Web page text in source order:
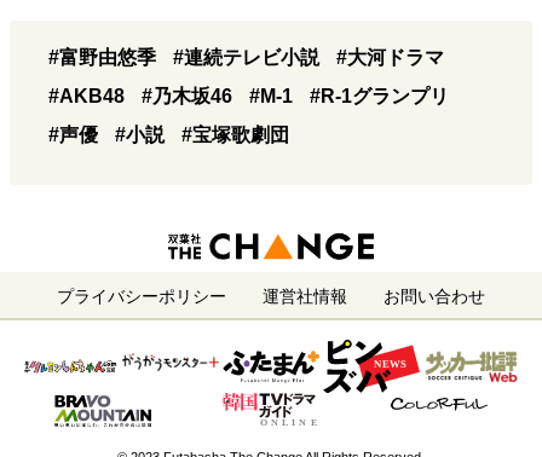
#富野由悠季 #連続テレビ小説
#大河ドラマ
#AKB48
#乃木坂46 #M-1
#R-1グランプリ
#声優
#小説 #宝塚歌劇団
プライバシーポリシー 運営社情報 お問い合わせ